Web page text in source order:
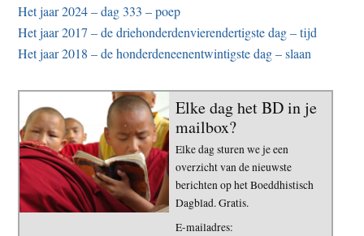
Het jaar 2024 – dag 333 – poep
Het jaar 2017 – de driehonderdenvierendertigste dag – tijd
Het jaar 2018 – de honderdeneenentwintigste dag – slaan
Elke dag het BD in je
mailbox?
Elke dag sturen we je een
overzicht van de nieuwste
berichten op het Boeddhistisch
Dagblad. Gratis.
E-mailadres: